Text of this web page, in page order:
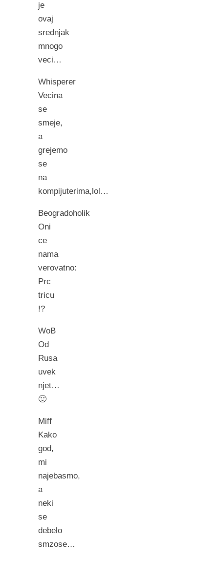
je
ovaj
srednjak
mnogo
veci…
Whisperer
Vecina
se
smeje,
a
grejemo
se
na
kompijuterima,lol…
Beogradoholik
Oni
ce
nama
verovatno:
Prc
tricu
!?
WoB
Od
Rusa
uvek
njet…
🙂
Miff
Kako
god,
mi
najebasmo,
a
neki
se
debelo
smzose…